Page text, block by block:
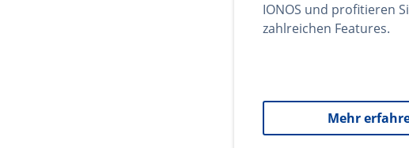
IONOS und profitieren
zahlreichen Features.
Mehr